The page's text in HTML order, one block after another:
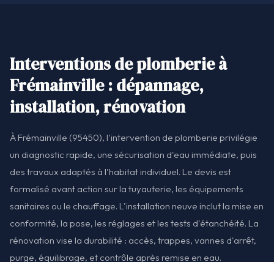
Interventions de plomberie à
Frémainville : dépannage,
installation, rénovation
À Frémainville (95450), l'intervention de plomberie privilégie
un diagnostic rapide, une sécurisation d'eau immédiate, puis
des travaux adaptés à l'habitat individuel. Le devis est
formalisé avant action sur la tuyauterie, les équipements
sanitaires ou le chauffage. L'installation neuve inclut la mise en
conformité, la pose, les réglages et les tests d'étanchéité. La
rénovation vise la durabilité : accès, trappes, vannes d'arrêt,
purge, équilibrage, et contrôle après remise en eau.